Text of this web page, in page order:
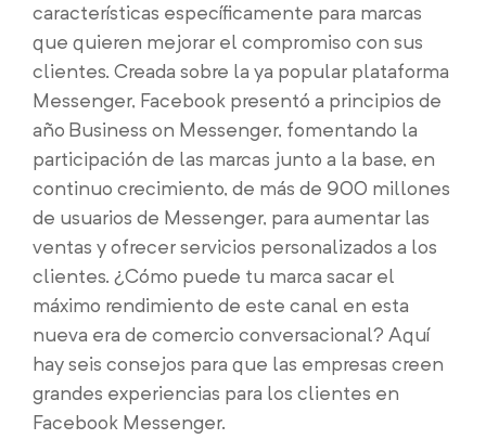
características específicamente para marcas
que quieren mejorar el compromiso con sus
clientes. Creada sobre la ya popular plataforma
Messenger, Facebook presentó a principios de
año Business on Messenger, fomentando la
participación de las marcas junto a la base, en
continuo crecimiento, de más de 900 millones
de usuarios de Messenger, para aumentar las
ventas y ofrecer servicios personalizados a los
clientes. ¿Cómo puede tu marca sacar el
máximo rendimiento de este canal en esta
nueva era de comercio conversacional? Aquí
hay seis consejos para que las empresas creen
grandes experiencias para los clientes en
Facebook Messenger.